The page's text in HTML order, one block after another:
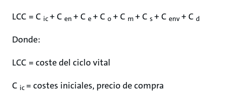
LCC = C ic+ C en + C e+ C o + C m+ C s+ C env+ C d
Donde:
LCC = coste del ciclo vital
C ic = costes iniciales, precio de compra